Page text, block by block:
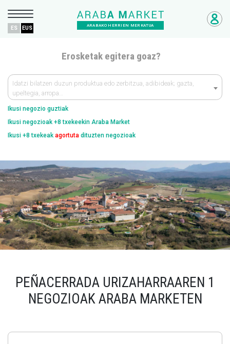
ARABAKO HERRIEN MERKATUA
ES EUS
Erosketak egitera goaz?
Idatzi bilatzen duzun produktua edo zerbitzua, adibideak; gazta,
upeltegia, arropa…
Ikusi negozio guztiak
Ikusi negozioak +8 txekeekin Araba Market
Ikusi +8 txekeak agortuta dituzten negozioak
PEÑACERRADA URIZAHARRAAREN 1
NEGOZIOAK ARABA MARKETEN